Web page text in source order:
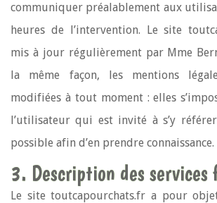
communiquer préalablement aux
heures de l’intervention. Le site
mis à jour régulièrement par Mme
la même façon, les mentions
modifiées à tout moment : elles
l’utilisateur qui est invité à s’y
possible afin d’en prendre connaissance.
3. Description des services
Le site toutcapourchats.fr a pour